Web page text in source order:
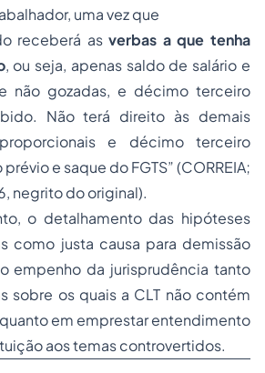
uma vez que
receberá asverbas a que tenha
, ou seja, apenas saldo de salário e
não gozadas, e décimo terceiro
Não terá direito às demais
e décimo terceiro
e saque do FGTS” (CORREIA;
negrito do original).
o detalhamento das hipóteses
como justa causa para demissão
empenho da jurisprudência tanto
sobre os quais a CLT não contém
em emprestar entendimento
aos temas controvertidos.